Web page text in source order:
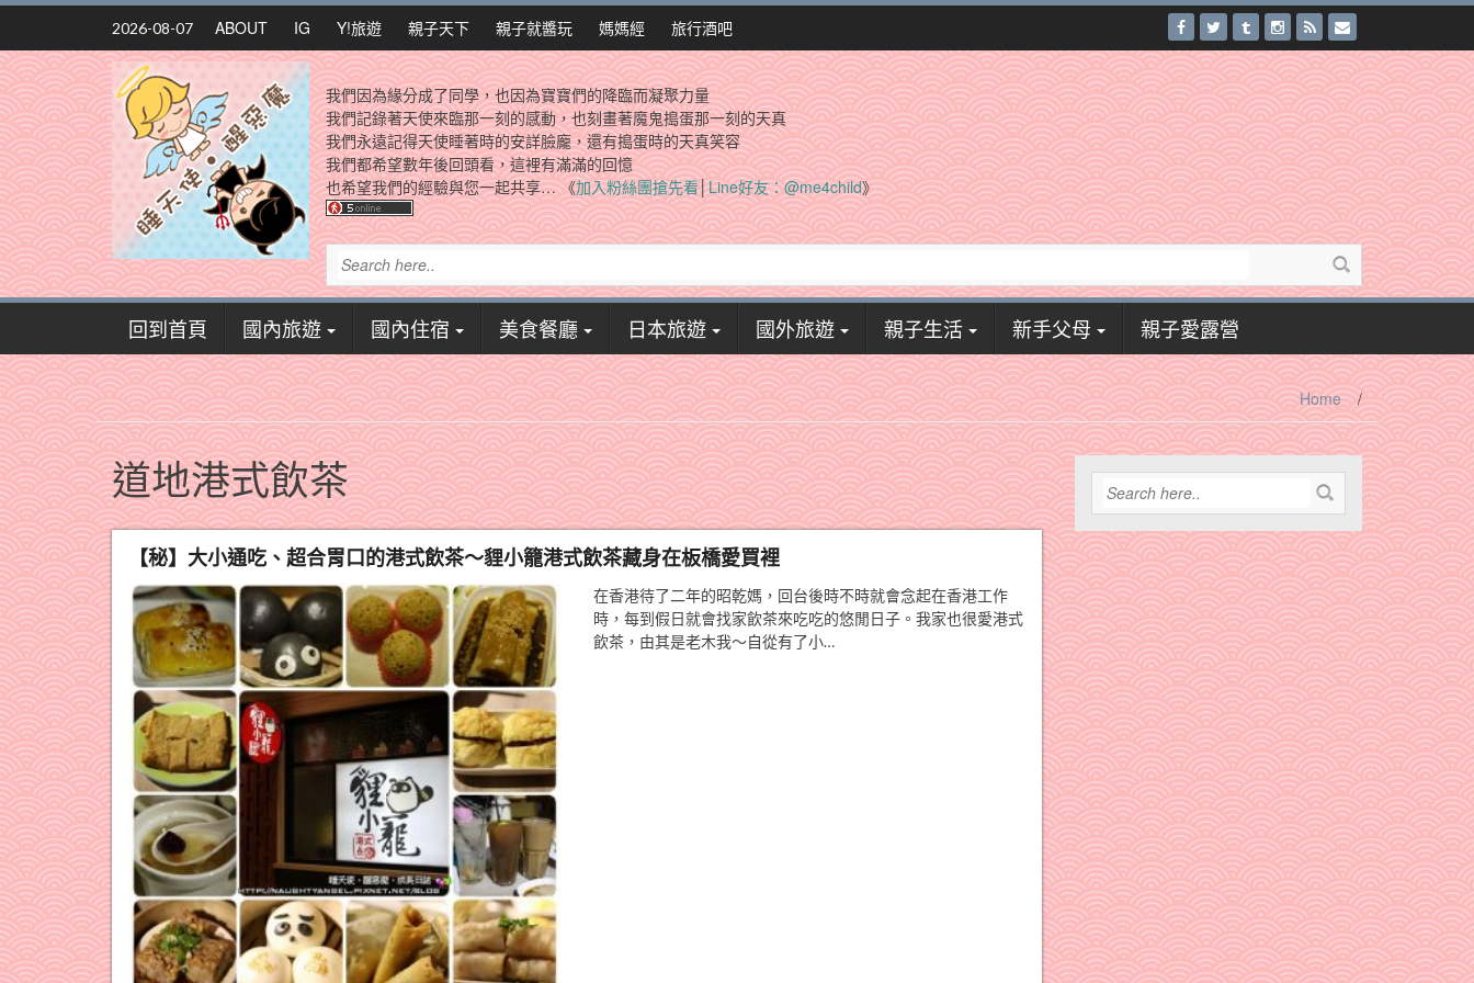
Skip
content
2026-08-07 ABOUT IG Y!旅遊 親子天下 親子就醬玩 媽媽經 旅行酒吧
我們因為緣分成了同學，也因為寶寶們的降臨而凝聚力量
我們記錄著天使來臨那一刻的感動，也刻畫著魔鬼搗蛋那一刻的天真
我們永遠記得天使睡著時的安詳臉龐，還有搗蛋時的天真笑容
我們都希望數年後回頭看，這裡有滿滿的回憶
也希望我們的經驗與您一起共享… 《加入粉絲團搶先看│Line好友：@me4child》
回到首頁 國內旅遊 國內住宿 美食餐廳 日本旅遊 國外旅遊 親子生活 新手父母 親子愛露營
Home /
道地港式飲茶
【秘】大小通吃、超合胃口的港式飲茶～貍小籠港式飲茶藏身在板橋愛買裡
在香港待了二年的昭乾媽，回台後時不時就會念起在香港工作
時，每到假日就會找家飲茶來吃吃的悠閒日子。我家也很愛港式
飲茶，由其是老木我～自從有了小…